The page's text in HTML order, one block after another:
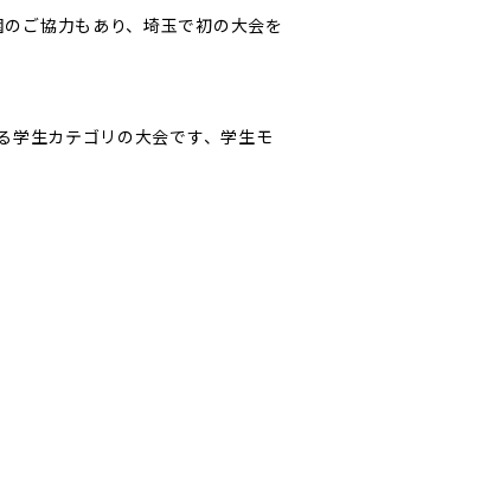
ご協力もあり、埼玉で初の大会を
生カテゴリの大会です、学生モ